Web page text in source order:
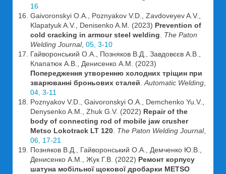
16
Gaivoronskyi O.A., Poznyakov V.D., Zavdoveyev A.V.,
Klapatyuk A.V., Denisenko A.M. (2023) Prevention of
cold cracking in armour steel welding
The Paton
Welding Journal, 05, 3-10
Гайворонський О.А., Позняков В.Д., Завдовєєв А.В.,
Клапатюк А.В., Денисенко А.М. (2023)
Попередження утворенню холодних тріщин при
зварюванні броньових сталей Automatic Welding
04, 3-11
Poznyakov V.D., Gaivoronskyi O.A., Demchenko Yu.V.,
Denysenko A.M., Zhuk G.V. (2022) Repair of the
body of connecting rod of mobile jaw crusher
Metso Lokotrack LT 120 The Paton Welding Journal,
06, 17-21
Позняков В.Д., Гайворонський О.А., Демченко Ю.В.,
Денисенко А.М., Жук Г.В. (2022) Ремонт корпусу
шатуна мобільної щокової дробарки METSO